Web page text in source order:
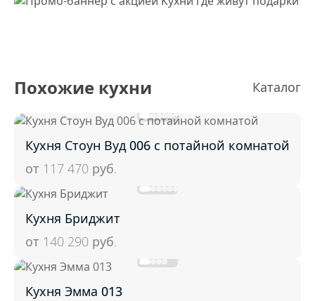
Похожие кухни Каталог
Кухня Стоун Вуд 006 с потайной комнатой
от 117 470 руб.
Кухня Бриджит
от 140 290 руб.
Кухня Эмма 013